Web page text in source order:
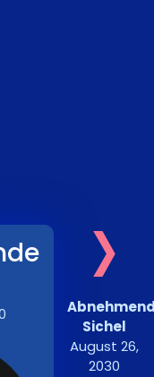
›
Sichel
August 26,
2030